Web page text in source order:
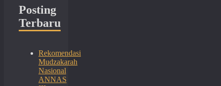
Posting
Terbaru
Rekomendasi
Mudzakarah
Nasional
ANNAS